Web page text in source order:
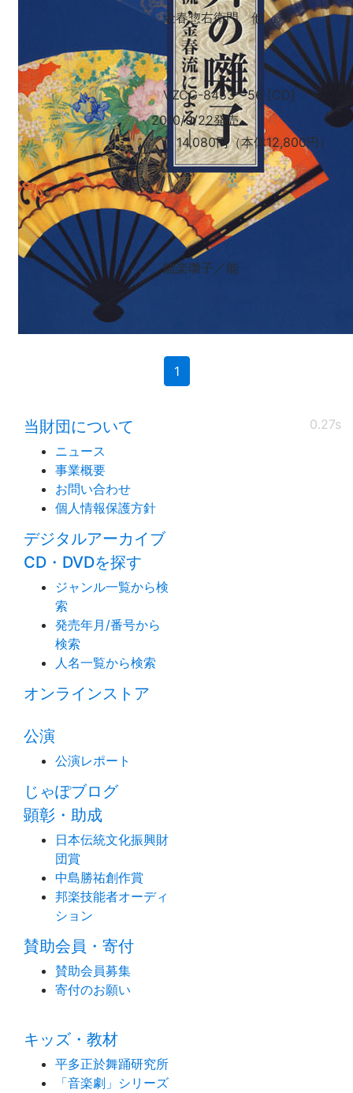
金春惣右衛門 他
VZCG-8453〜56 [CD]
2010/9/22発売
14,080円（本体12,800円）
能楽囃子／能
1(current)
0.27s
当財団について
ニュース
事業概要
お問い合わせ
個人情報保護方針
デジタルアーカイブ
CD・DVDを探す
ジャンル一覧から検
索
発売年月/番号から
検索
人名一覧から検索
オンラインストア
公演
公演レポート
じゃぽブログ
顕彰・助成
日本伝統文化振興財
団賞
中島勝祐創作賞
邦楽技能者オーディ
ション
賛助会員・寄付
賛助会員募集
寄付のお願い
キッズ・教材
平多正於舞踊研究所
「音楽劇」シリーズ